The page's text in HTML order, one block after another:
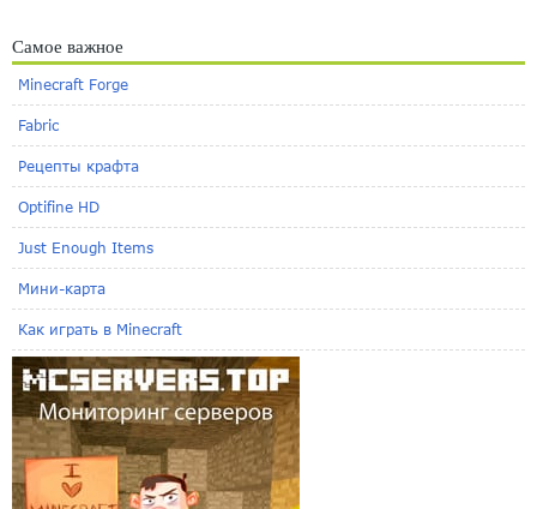
Самое важное
Minecraft Forge
Fabric
Рецепты крафта
Optifine HD
Just Enough Items
Мини-карта
Как играть в Minecraft